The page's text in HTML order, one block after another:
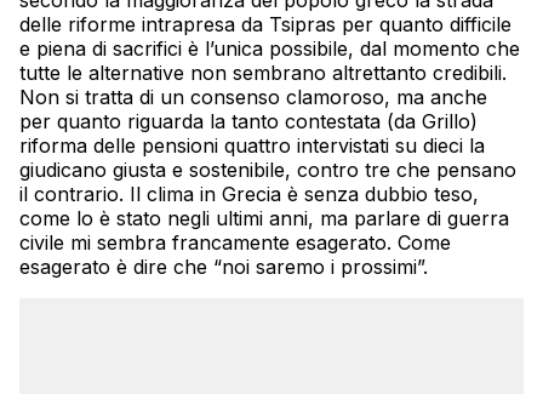
delle riforme intrapresa da Tsipras per quanto difficile
e piena di sacrifici è l’unica possibile, dal momento che
tutte le alternative non sembrano altrettanto credibili.
Non si tratta di un consenso clamoroso, ma anche
per quanto riguarda la tanto contestata (da Grillo)
riforma delle pensioni quattro intervistati su dieci la
giudicano giusta e sostenibile, contro tre che pensano
il contrario. Il clima in Grecia è senza dubbio teso,
come lo è stato negli ultimi anni, ma parlare di guerra
civile mi sembra francamente esagerato. Come
esagerato è dire che “noi saremo i prossimi”.